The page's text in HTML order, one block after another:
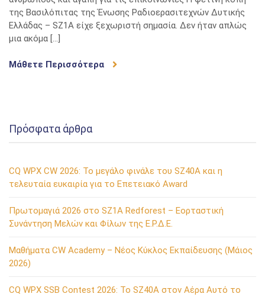
2026:
Μια
γιορτή
της Βασιλόπιτας της Ένωσης Ραδιοερασιτεχνών Δυτικής
Ελλάδας – SZ1A είχε ξεχωριστή σημασία. Δεν ήταν απλώς
μια ακόμα […]
Μάθετε Περισσότερα
Πρόσφατα άρθρα
CQ WPX CW 2026: Το μεγάλο φινάλε του SZ40A και η
τελευταία ευκαιρία για το Επετειακό Award
Πρωτομαγιά 2026 στο SZ1A Redforest – Εορταστική
Συνάντηση Μελών και Φίλων της Ε.Ρ.Δ.Ε.
Μαθήματα CW Academy – Νέος Κύκλος Εκπαίδευσης (Μάιος
2026)
CQ WPX SSB Contest 2026: Το SZ40A στον Αέρα Αυτό το